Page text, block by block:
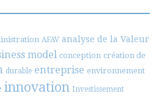
AFAV analyse de la Valeur
model conception création de
durable entreprise environnement
innovation Investissement